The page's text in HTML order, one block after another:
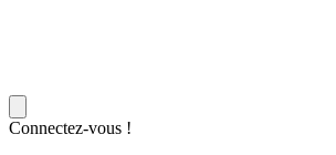
Connectez-vous !